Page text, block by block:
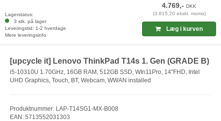
Lagerstatus:
3 stk. på lager
Leveringstid: 1-2 hverdage
Mere leveringsinfo
4.769,-DKK
(3.815,20 ekskl. moms)
Læg i kurven
[upcycle it] Lenovo ThinkPad T14s 1. Gen (GRADE B)
i5-10310U 1.70GHz, 16GB RAM, 512GB SSD, WIn11Pro, 14"FHD, Intel
UHD Graphics, Touch, BT, Webcam, WWAN installed
Produktnummer: LAP-T14SG1-MX-B008
EAN: 5713552031303